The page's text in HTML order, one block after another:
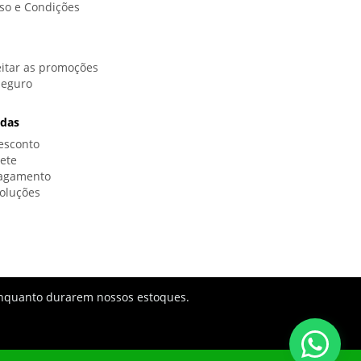
e Condições
as promoções
durarem nossos estoques.